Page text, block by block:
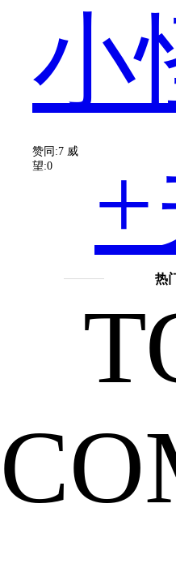
锤
子
的
最
小
赞同:7 威
望:0
热